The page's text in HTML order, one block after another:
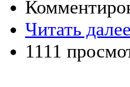
Читать далее
1111